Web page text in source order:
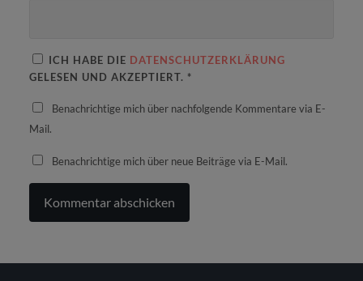
ICH HABE DIE DATENSCHUTZERKLÄRUNG
GELESEN UND AKZEPTIERT. *
Benachrichtige mich über nachfolgende Kommentare via E-
Mail.
Benachrichtige mich über neue Beiträge via E-Mail.